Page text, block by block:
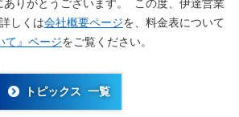
ありがとうございます。 この度、伊達営業
しくは会社概要ページを、料金表について
て』ページをご覧ください。
トピックス 一覧